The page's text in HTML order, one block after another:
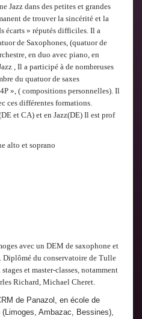
Jazz dans des petites et grandes
de trouver la sincérité et la
écarts » réputés difficiles. Il a
de Saxophones, (quatuor de
en duo avec piano, en
, Il a participé à de nombreuses
du quatuor de saxes
», ( compositions personnelles). Il
ces différentes formations.
et CA) et en Jazz(DE) Il est prof
alto et soprano
avec un DEM de saxophone et
Diplômé du conservatoire de Tulle
et master-classes, notamment
Richard, Michael Cheret.
de Panazol, en école de
Ambazac, Bessines),